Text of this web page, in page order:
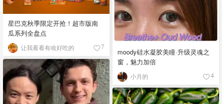
moody硅水凝胶美瞳·升级灵魂之
窗，魅力加倍
小月的 4
星巴克秋季限定开抢！超市版南
瓜系列全盘点
让我看看有啥好吃的 7